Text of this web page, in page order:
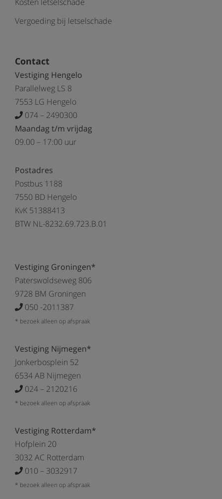
Vergoeding bij letselschade
Contact
Vestiging Hengelo
Parallelweg LS 8
7553 LG Hengelo
074 – 2490300
Maandag t/m vrijdag
09.00 – 17:00 uur
Postadres
Postbus 1188
7550 BD Hengelo
KvK 51388413
BTW NL-8232.69.723.B.01
Vestiging Groningen*
Paterswoldseweg 806
9728 BM Groningen
050 -2011387
* bezoek alleen op afspraak
Vestiging Nijmegen*
Jonkerbosplein 52
6534 AB Nijmegen
024 – 2120216
* bezoek alleen op afspraak
Vestiging Rotterdam*
Hofplein 20
3032 AC Rotterdam
010 – 3032917
* bezoek alleen op afspraak